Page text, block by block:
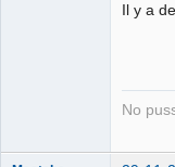
Il y a
No